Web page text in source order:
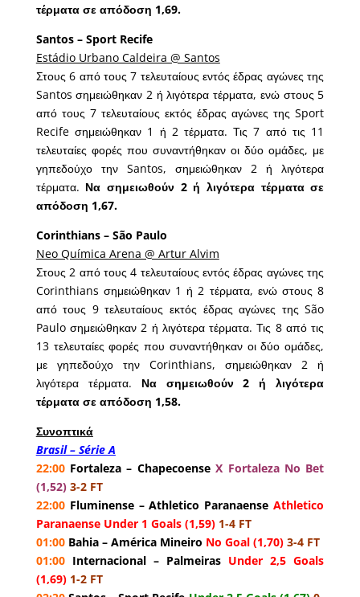
τέρματα σε απόδοση 1,69.
Santos – Sport Recife
Estádio Urbano Caldeira @ Santos
Στους 6 από τους 7 τελευταίους εντός έδρας αγώνες της
Santos σημειώθηκαν 2 ή λιγότερα τέρματα, ενώ στους 5
από τους 7 τελευταίους εκτός έδρας αγώνες της Sport
Recife σημειώθηκαν 1 ή 2 τέρματα. Τις 7 από τις 11
τελευταίες φορές που συναντήθηκαν οι δύο ομάδες, με
γηπεδούχο την Santos, σημειώθηκαν 2 ή λιγότερα
τέρματα. Να σημειωθούν 2 ή λιγότερα τέρματα σε
απόδοση 1,67.
Corinthians – São Paulo
Neo Química Arena @ Artur Alvim
Στους 2 από τους 4 τελευταίους εντός έδρας αγώνες της
Corinthians σημειώθηκαν 1 ή 2 τέρματα, ενώ στους 8
από τους 9 τελευταίους εκτός έδρας αγώνες της São
Paulo σημειώθηκαν 2 ή λιγότερα τέρματα. Τις 8 από τις
13 τελευταίες φορές που συναντήθηκαν οι δύο ομάδες,
με γηπεδούχο την Corinthians, σημειώθηκαν 2 ή
λιγότερα τέρματα. Να σημειωθούν 2 ή λιγότερα
τέρματα σε απόδοση 1,58.
Συνοπτικά
Brasil – Série A
22:00Fortaleza – ChapecoenseX Fortaleza No Bet
(1,52)3-2 FT
22:00Fluminense – Athletico Paranaense Athletico
Paranaense Under 1 Goals (1,59)1-4 FT
01:00Bahia – América Mineiro No Goal (1,70)3-4 FT
01:00Internacional – Palmeiras Under 2,5 Goals
(1,69)1-2 FT